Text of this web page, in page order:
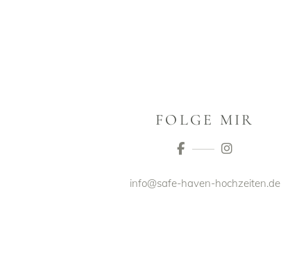
FOLGE MIR
info@safe-haven-hochzeiten.de